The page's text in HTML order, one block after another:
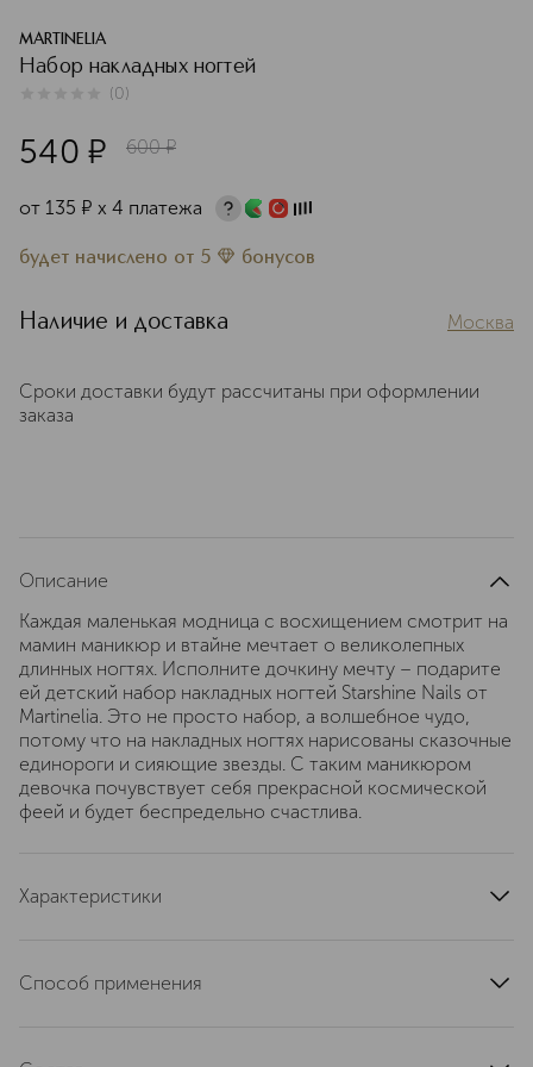
MARTINELIA
Набор накладных ногтей
(0)
540 ¤ 600 ¤
от 135 ¤ х 4 платежа
будет начислено от 5 бонусов
Наличие и доставка Москва
Сроки доставки будут рассчитаны при оформлении
заказа
Описание
Каждая маленькая модница с восхищением смотрит на
мамин маникюр и втайне мечтает о великолепных
длинных ногтях. Исполните дочкину мечту – подарите
ей детский набор накладных ногтей Starshine Nails от
Martinelia. Это не просто набор, а волшебное чудо,
потому что на накладных ногтях нарисованы сказочные
единороги и сияющие звезды. С таким маникюром
девочка почувствует себя прекрасной космической
феей и будет беспредельно счастлива.
Характеристики
артикул
Способ применения